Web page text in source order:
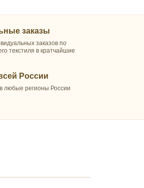
заказы
заказов по
текстиля в кратчайшие
России
любые регионы России